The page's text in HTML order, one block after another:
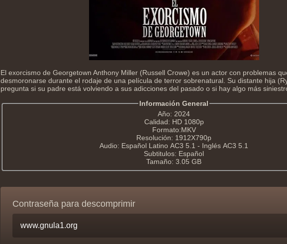
El exorcismo de Georgetown Anthony Miller (Russell Crowe) es un actor con problemas
desmoronarse durante el rodaje de una película de terror sobrenatural. Su distante hija
pregunta si su padre está volviendo a sus adicciones del pasado o si hay algo más
Información General
Año: 2024
Calidad: HD 1080p
Formato:MKV
Resolución: 1912X790p
Audio: Español Latino AC3 5.1 - Inglés AC3 5.1
Subtitulos: Español
Tamaño: 3.05 GB
Contraseña para descomprimir